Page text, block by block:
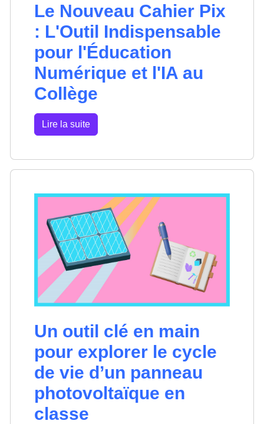
Le Nouveau Cahier Pix
: L'Outil Indispensable
pour l'Éducation
Numérique et l'IA au
Collège
Lire la suite
Un outil clé en main
pour explorer le cycle
de vie d’un panneau
photovoltaïque en
classe